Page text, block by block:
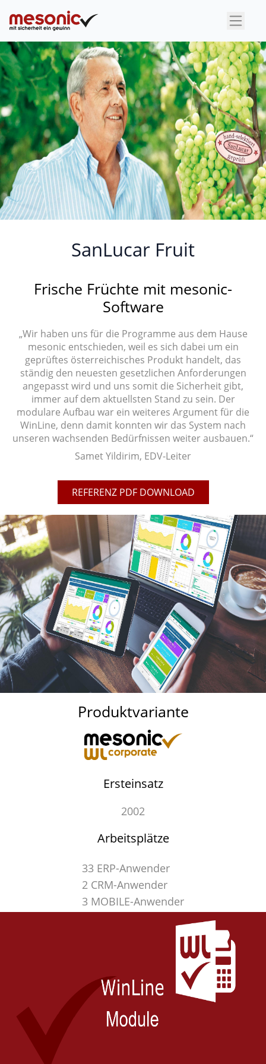
×
SanLucar Fruit
Frische Früchte mit mesonic-
Software
„Wir haben uns für die Programme aus dem Hause
mesonic entschieden, weil es sich dabei um ein
geprüftes österreichisches Produkt handelt, das
ständig den neuesten gesetzlichen Anforderungen
angepasst wird und uns somit die Sicherheit gibt,
immer auf dem aktuellsten Stand zu sein. Der
modulare Aufbau war ein weiteres Argument für die
WinLine, denn damit konnten wir das System nach
unseren wachsenden Bedürfnissen weiter ausbauen.“
Samet Yildirim, EDV-Leiter
REFERENZ PDF DOWNLOAD
Produktvariante
Ersteinsatz
2002
Arbeitsplätze
33 ERP-Anwender
2 CRM-Anwender
3 MOBILE-Anwender